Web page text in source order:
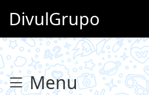
DivulGrupo
Menu